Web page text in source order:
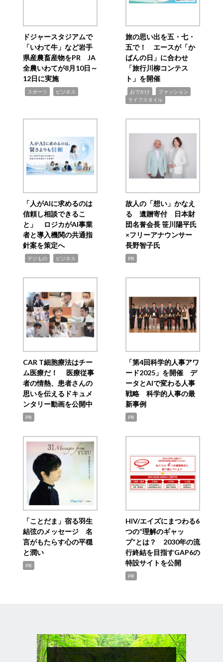
ドジャースタジアムで
「いわて牛」など岩手
県産農畜産物をPR JA
全農いわてが8月10日～
12日に実施
スポーツ ビジネス
旅の思い出を五・七・
五で！ エースが「か
ばんの日」に合わせ
「旅行川柳コンテス
ト」を開催
おでかけ ファッション
ライフスタイル
「人がAIに求めるのは
信頼し相談できるこ
と」 ロジカがAI事業
者と導入機関の共通指
針案を策定へ
デジもの ビジネス
故人の「想い」かなえ
る 遺贈寄付 日本財
団名誉会長 笹川陽平氏
×フリーアナウンサー
長野智子氏
PR
CAR T細胞療法はチー
ム医療だ！ 医療従事
者の情熱、患者さんの
思いを伝えるドキュメ
ンタリー動画を公開中
PR
「第4回科学的人事アワ
ード2025」を開催 デ
ータとAIで変わる人事
戦略 科学的人事の最
新事例
PR
「ことだま」宿る羽生
結弦のメッセージ 名
言がもたらす心の平穏
と潤い
PR
HIV/エイズにまつわる6
つの“理解のギャッ
プ”とは？ 2030年の流
行終結を目指すGAP6の
特設サイトを公開
PR